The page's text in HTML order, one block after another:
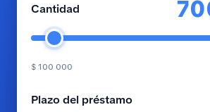
Cantidad
$ 100 000
Plazo del préstamo